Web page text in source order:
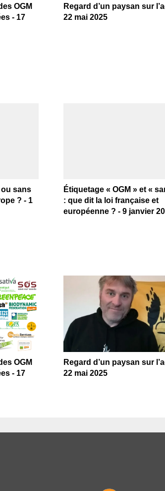
OGM
- 17
Regard d’un paysan sur
22 mai 2025
ou sans
? - 1
Étiquetage « OGM » et «
: que dit la loi française et
européenne ? - 9 janvier
OGM
- 17
Regard d’un paysan sur
22 mai 2025